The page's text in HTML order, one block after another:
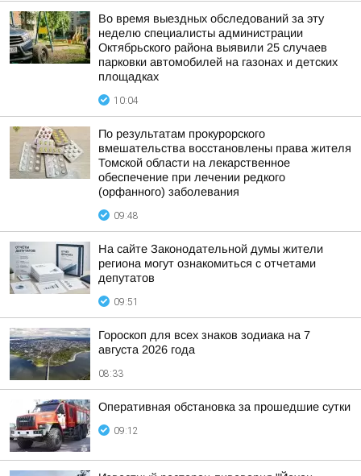
Во время выездных обследований за эту
неделю специалисты администрации
Октябрьского района выявили 25 случаев
парковки автомобилей на газонах и детских
площадках
10:04
По результатам прокурорского
вмешательства восстановлены права жителя
Томской области на лекарственное
обеспечение при лечении редкого
(орфанного) заболевания
09:48
На сайте Законодательной думы жители
региона могут ознакомиться с отчетами
депутатов
09:51
Гороскоп для всех знаков зодиака на 7
августа 2026 года
08:33
Оперативная обстановка за прошедшие сутки
09:12